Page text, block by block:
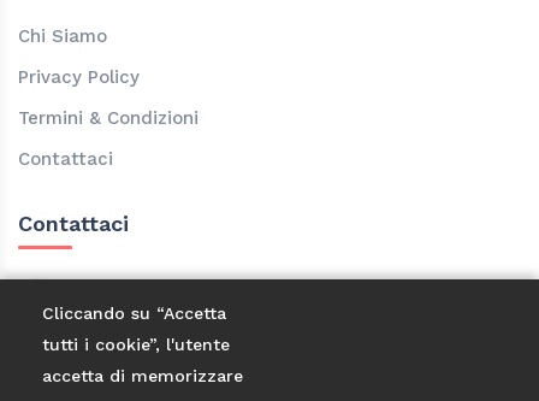
Chi Siamo
Privacy Policy
Termini & Condizioni
Contattaci
Contattaci
3473583262
Cliccando su “Accetta
tutti i cookie”, l'utente
accetta di memorizzare